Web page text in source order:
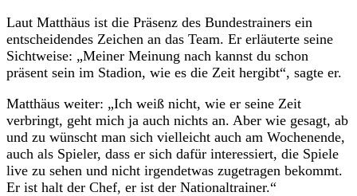
Laut Matthäus ist die Präsenz des Bundestrainers ein
entscheidendes Zeichen an das Team. Er erläuterte seine
Sichtweise: „Meiner Meinung nach kannst du schon
präsent sein im Stadion, wie es die Zeit hergibt“, sagte er.
Matthäus weiter: „Ich weiß nicht, wie er seine Zeit
verbringt, geht mich ja auch nichts an. Aber wie gesagt, ab
und zu wünscht man sich vielleicht auch am Wochenende,
auch als Spieler, dass er sich dafür interessiert, die Spiele
live zu sehen und nicht irgendetwas zugetragen bekommt.
Er ist halt der Chef, er ist der Nationaltrainer.“